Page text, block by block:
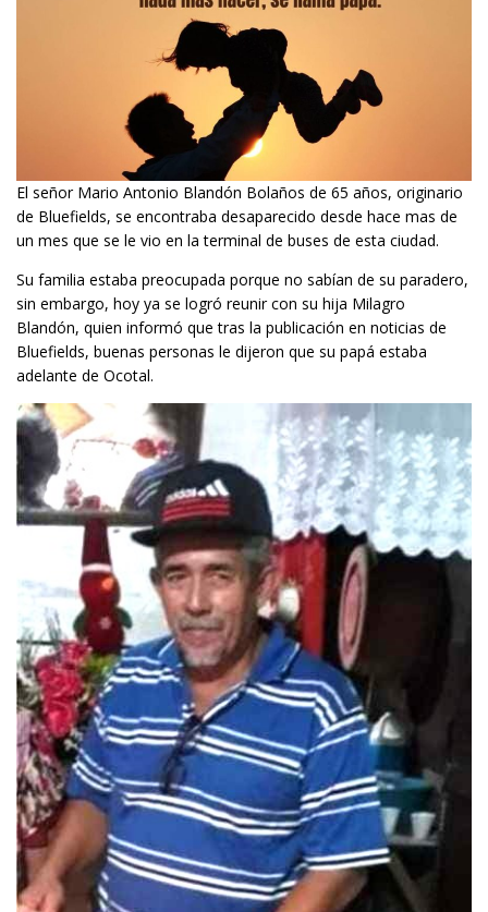
El señor Mario Antonio Blandón Bolaños de 65 años, originario
de Bluefields, se encontraba desaparecido desde hace mas de
un mes que se le vio en la terminal de buses de esta ciudad.
Su familia estaba preocupada porque no sabían de su paradero,
sin embargo, hoy ya se logró reunir con su hija Milagro
Blandón, quien informó que tras la publicación en noticias de
Bluefields, buenas personas le dijeron que su papá estaba
adelante de Ocotal.